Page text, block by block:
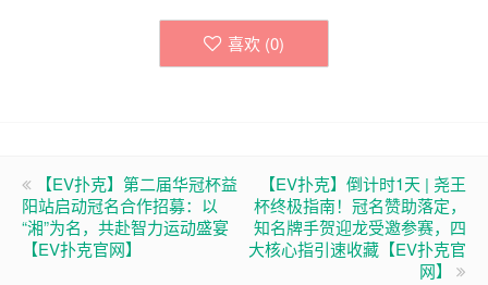
喜欢 (0)
【EV扑克】第二届华冠杯益
阳站启动冠名合作招募：以
“湘”为名，共赴智力运动盛宴
【EV扑克官网】
【EV扑克】倒计时1天 | 尧王
杯终极指南！冠名赞助落定，
知名牌手贺迎龙受邀参赛，四
大核心指引速收藏【EV扑克官
网】